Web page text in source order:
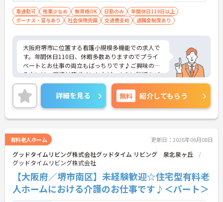
車通勤可 残業少なめ 無資格OK 日勤のみ
年間休日110日以上
ボーナス・賞与あり
社会保険完備 交通費支給 退職金制度あり
大阪府堺市に位置する看護小規模多機能での求人で
す。年間休日110日、休暇多数ありますのでプライ
ベートとお仕事の両立もばっちりです♪ご興味のあ
る方には、面接対策ポイントなど、さらに詳細をご
案内しますのでお気軽にご相談ください！
詳細を見る 無料 紹介してもらう
有料老人ホーム 更新日：2026年06月08日
グッドタイムリビング株式会社グッドタイム リビング 泉北泉ヶ丘
グッドタイムリビング株式会社
【大阪府／堺市南区】未経験歓迎☆住宅型有料老
人ホームにおける介護のお仕事です♪＜パート＞